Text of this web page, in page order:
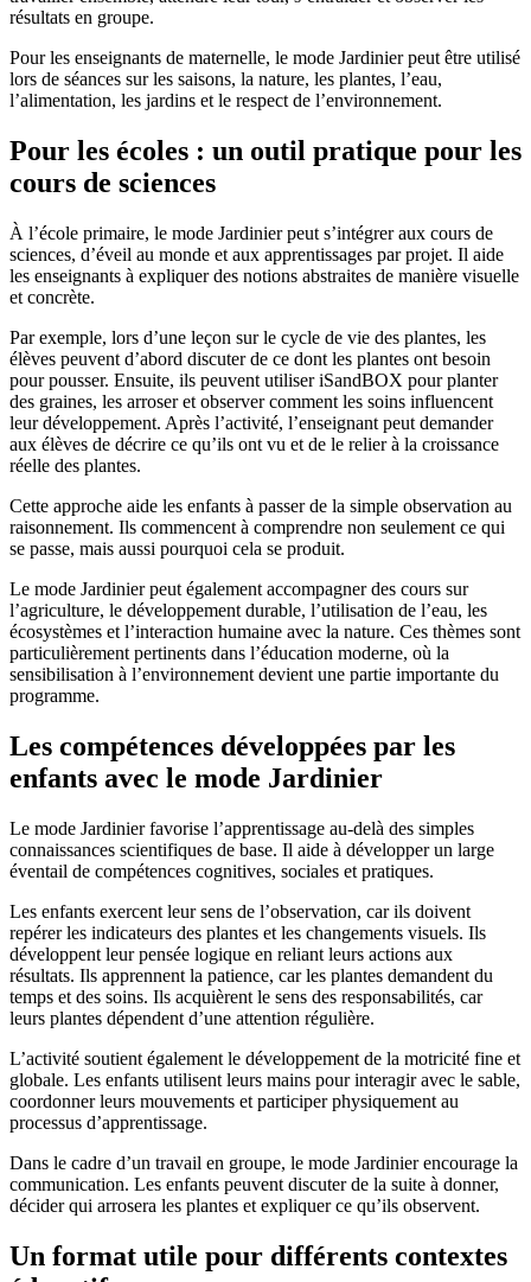
résultats en groupe.
Pour les enseignants de maternelle, le mode Jardinier peut être utilisé
lors de séances sur les saisons, la nature, les plantes, l’eau,
l’alimentation, les jardins et le respect de l’environnement.
Pour les écoles : un outil pratique pour les
cours de sciences
À l’école primaire, le mode Jardinier peut s’intégrer aux cours de
sciences, d’éveil au monde et aux apprentissages par projet. Il aide
les enseignants à expliquer des notions abstraites de manière visuelle
et concrète.
Par exemple, lors d’une leçon sur le cycle de vie des plantes, les
élèves peuvent d’abord discuter de ce dont les plantes ont besoin
pour pousser. Ensuite, ils peuvent utiliser iSandBOX pour planter
des graines, les arroser et observer comment les soins influencent
leur développement. Après l’activité, l’enseignant peut demander
aux élèves de décrire ce qu’ils ont vu et de le relier à la croissance
réelle des plantes.
Cette approche aide les enfants à passer de la simple observation au
raisonnement. Ils commencent à comprendre non seulement ce qui
se passe, mais aussi pourquoi cela se produit.
Le mode Jardinier peut également accompagner des cours sur
l’agriculture, le développement durable, l’utilisation de l’eau, les
écosystèmes et l’interaction humaine avec la nature. Ces thèmes sont
particulièrement pertinents dans l’éducation moderne, où la
sensibilisation à l’environnement devient une partie importante du
programme.
Les compétences développées par les
enfants avec le mode Jardinier
Le mode Jardinier favorise l’apprentissage au-delà des simples
connaissances scientifiques de base. Il aide à développer un large
éventail de compétences cognitives, sociales et pratiques.
Les enfants exercent leur sens de l’observation, car ils doivent
repérer les indicateurs des plantes et les changements visuels. Ils
développent leur pensée logique en reliant leurs actions aux
résultats. Ils apprennent la patience, car les plantes demandent du
temps et des soins. Ils acquièrent le sens des responsabilités, car
leurs plantes dépendent d’une attention régulière.
L’activité soutient également le développement de la motricité fine et
globale. Les enfants utilisent leurs mains pour interagir avec le sable,
coordonner leurs mouvements et participer physiquement au
processus d’apprentissage.
Dans le cadre d’un travail en groupe, le mode Jardinier encourage la
communication. Les enfants peuvent discuter de la suite à donner,
décider qui arrosera les plantes et expliquer ce qu’ils observent.
Un format utile pour différents contextes